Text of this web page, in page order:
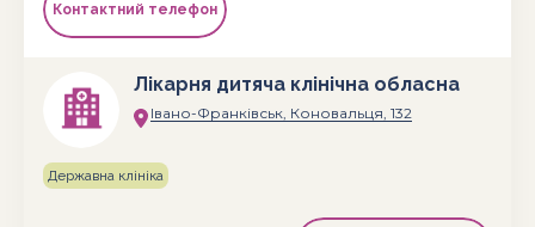
Контактний телефон
Лікарня дитяча клінічна обласна
Івано-Франківськ, Коновальця, 132
Державна клініка